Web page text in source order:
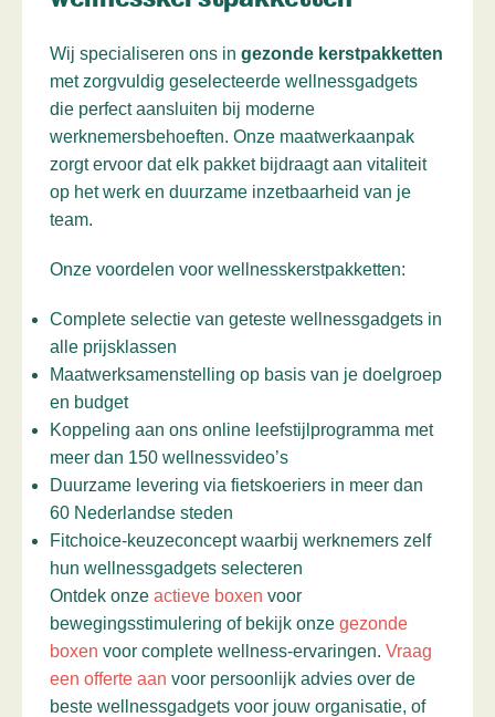
Wij specialiseren ons in gezonde kerstpakketten
met zorgvuldig geselecteerde wellnessgadgets
die perfect aansluiten bij moderne
werknemersbehoeften. Onze maatwerkaanpak
zorgt ervoor dat elk pakket bijdraagt aan vitaliteit
op het werk en duurzame inzetbaarheid van je
team.
Onze voordelen voor wellnesskerstpakketten:
Complete selectie van geteste wellnessgadgets in
alle prijsklassen
Maatwerksamenstelling op basis van je doelgroep
en budget
Koppeling aan ons online leefstijlprogramma met
meer dan 150 wellnessvideo’s
Duurzame levering via fietskoeriers in meer dan
60 Nederlandse steden
Fitchoice-keuzeconcept waarbij werknemers zelf
hun wellnessgadgets selecteren
Ontdek onze actieve boxen voor
bewegingsstimulering of bekijk onze gezonde
boxen voor complete wellness-ervaringen. Vraag
een offerte aan voor persoonlijk advies over de
beste wellnessgadgets voor jouw organisatie, of